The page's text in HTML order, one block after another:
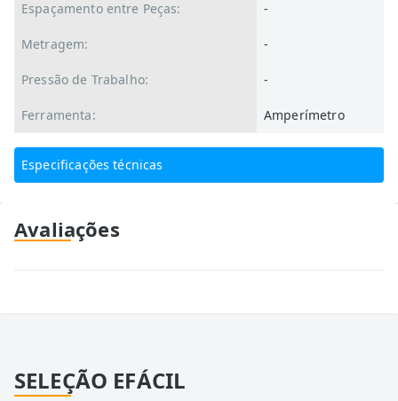
Espaçamento entre Peças: -
Metragem: -
Pressão de Trabalho: -
Ferramenta: Amperímetro
Especificações técnicas
Avaliações
SELEÇÃO EFÁCIL